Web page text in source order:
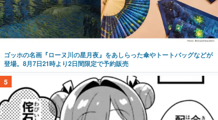
ゴッホの名画『ローヌ川の星月夜』をあしらった傘やトートバッグなどが
登場。8月7日21時より2日間限定で予約販売
5